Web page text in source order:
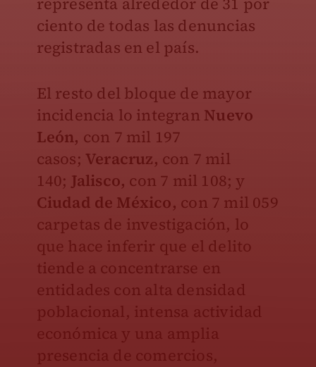
ciento de todas las denuncias
registradas en el país.
El resto del bloque de mayor
incidencia lo integran Nuevo
León, con 7 mil 197
casos; Veracruz, con 7 mil
140; Jalisco, con 7 mil 108; y
Ciudad de México, con 7 mil 059
carpetas de investigación, lo
que hace inferir que el delito
tiende a concentrarse en
entidades con alta densidad
poblacional, intensa actividad
económica y una amplia
presencia de comercios,